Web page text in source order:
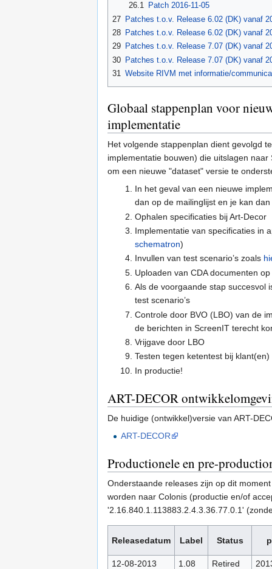
26.1
Patch 2016-11-05
27 Patches t.o.v. Release 6.02 (DK) vanaf
28 Patches t.o.v. Release 6.02 (DK) vanaf
29 Patches t.o.v. Release 7.07 (DK) vanaf
30 Patches t.o.v. Release 7.07 (DK) vanaf
31
Website RIVM met informatie/
Globaal stappenplan voor
implementatie
Het volgende stappenplan dient gevolgd
implementatie bouwen) die uitslagen
om een nieuwe "dataset" versie te
In het geval van een nieuwe
dan op de mailinglijst en je kan
Ophalen specificaties bij Art-Decor
Implementatie van specificaties in
schematron)
Invullen van test scenario’s zoals
Uploaden van CDA documenten
Als de voorgaande stap succesvol
test scenario’s
Controle door BVO (LBO) van de
de berichten in ScreenIT terecht
Vrijgave door LBO
Testen tegen ketentest bij klant(en)
In productie!
ART-DECOR
De huidige (ontwikkel)versie van ART-
ART-DECOR
Productionele en pre-
Onderstaande releases zijn op dit
worden naar Colonis (productie en/of
'2.16.840.1.113883.2.4.3.36.77.0.1'
Releasedatum Label Status
12-08-2013 1.08 Retired